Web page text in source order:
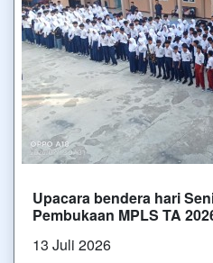
Upacara bendera hari
Pembukaan MPLS TA
13 Juli 2026